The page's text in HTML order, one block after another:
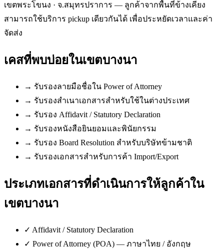
เขตพระโขนง · จ.สมุทรปราการ — ลูกค้าจากพื้นที่ข้างเคียง
สามารถใช้บริการ pickup เดียวกันได้ เพื่อประหยัดเวลาและค่า
จัดส่ง
เคสที่พบบ่อยในเขตบางนา
→ รับรองลายมือชื่อใน Power of Attorney
→ รับรองสำเนาเอกสารสำหรับใช้ในต่างประเทศ
→ รับรอง Affidavit / Statutory Declaration
→ รับรองหนังสือยินยอมและพินัยกรรม
→ รับรอง Board Resolution สำหรับบริษัทข้ามชาติ
→ รับรองเอกสารสำหรับการค้า Import/Export
ประเภทเอกสารที่ดำเนินการให้ลูกค้าใน
เขตบางนา
✓ Affidavit / Statutory Declaration
✓ Power of Attorney (POA) — ภาษาไทย / อังกฤษ